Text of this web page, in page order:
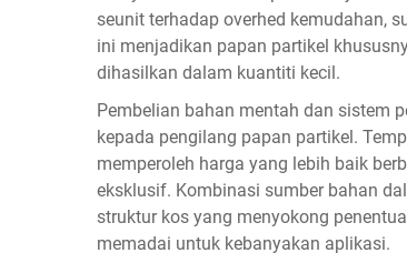
seunit terhadap overhed kemudahan,
ini menjadikan papan partikel
dihasilkan dalam kuantiti kecil.
Pembelian bahan mentah dan sistem
kepada pengilang papan partikel.
memperoleh harga yang lebih baik
eksklusif. Kombinasi sumber bahan
struktur kos yang menyokong
memadai untuk kebanyakan aplikasi.